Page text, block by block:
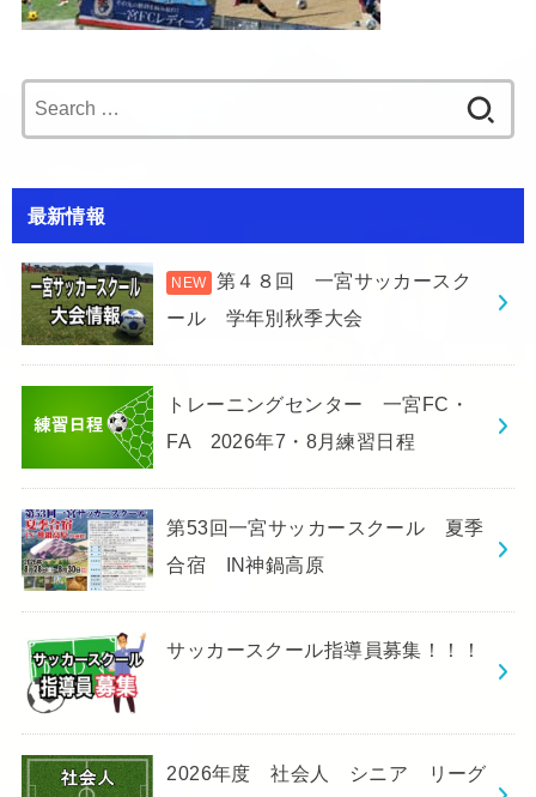
for:
最新情報
第４８回 一宮サッカースク
ール 学年別秋季大会
トレーニングセンター 一宮FC・
FA 2026年7・8月練習日程
第53回一宮サッカースクール 夏季
合宿 IN神鍋高原
サッカースクール指導員募集！！！
2026年度 社会人 シニア リーグ